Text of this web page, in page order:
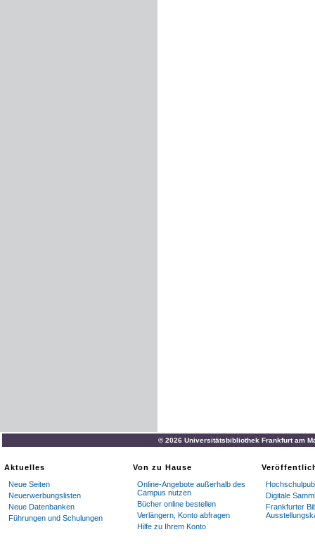
© 2026 Universitätsbibliothek Frankfurt am
Aktuelles
Neue Seiten
Neuerwerbungslisten
Neue Datenbanken
Führungen und Schulungen
Von zu Hause
Online-Angebote außerhalb des
Campus nutzen
Bücher online bestellen
Verlängern, Konto abfragen
Hilfe zu Ihrem Konto
Digitale
Frankfurter